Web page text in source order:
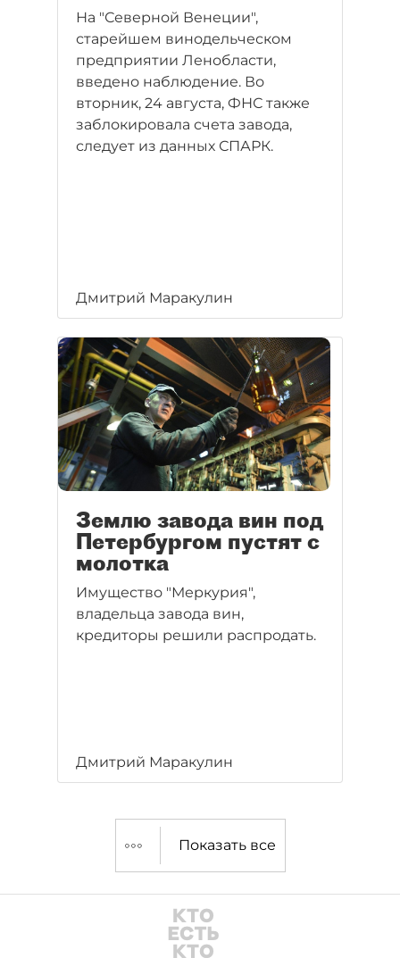
На "Северной Венеции",
старейшем винодельческом
предприятии Ленобласти,
введено наблюдение. Во
вторник, 24 августа, ФНС также
заблокировала счета завода,
следует из данных СПАРК.
Дмитрий Маракулин
Землю завода вин под
Петербургом пустят с
молотка
Имущество "Меркурия",
владельца завода вин,
кредиторы решили распродать.
Дмитрий Маракулин
Показать все